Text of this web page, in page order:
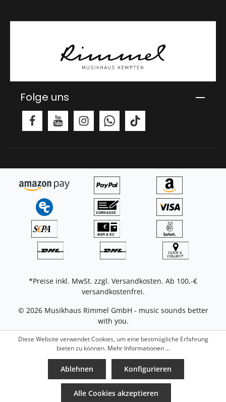
Folge uns
© 2026 Musikhaus Rimmel GmbH - music sounds better
with you.
*Preise inkl. MwSt. zzgl. Versandkosten. Ab 100,-€
versandkostenfrei.
Diese Website verwendet Cookies, um eine bestmögliche Erfahrung
bieten zu können. Mehr Informationen ...
Ablehnen Konfigurieren
Alle Cookies akzeptieren